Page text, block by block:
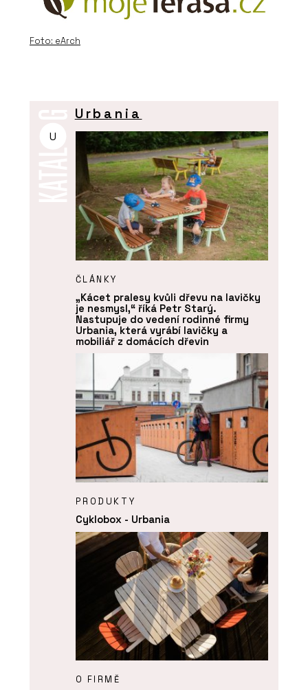
Foto: eArch
U
Urbania
ČLÁNKY
„Kácet pralesy kvůli dřevu na lavičky
je nesmysl,“ říká Petr Starý.
Nastupuje do vedení rodinné firmy
Urbania, která vyrábí lavičky a
mobiliář z domácích dřevin
PRODUKTY
Cyklobox - Urbania
O FIRMĚ